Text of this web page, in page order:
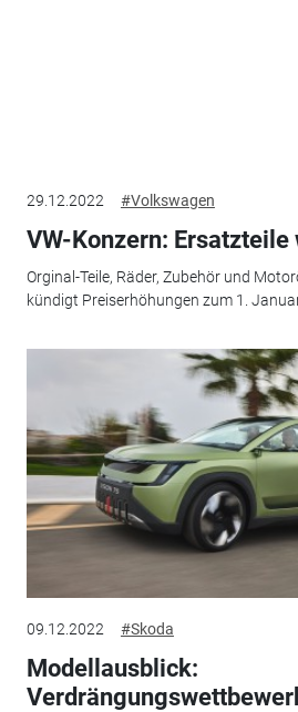
29.12.2022 #Volkswagen
VW-Konzern: Ersatzteile
Orginal-Teile, Räder, Zubehör und
kündigt Preiserhöhungen zum 1.
09.12.2022 #Skoda
Modellausblick: